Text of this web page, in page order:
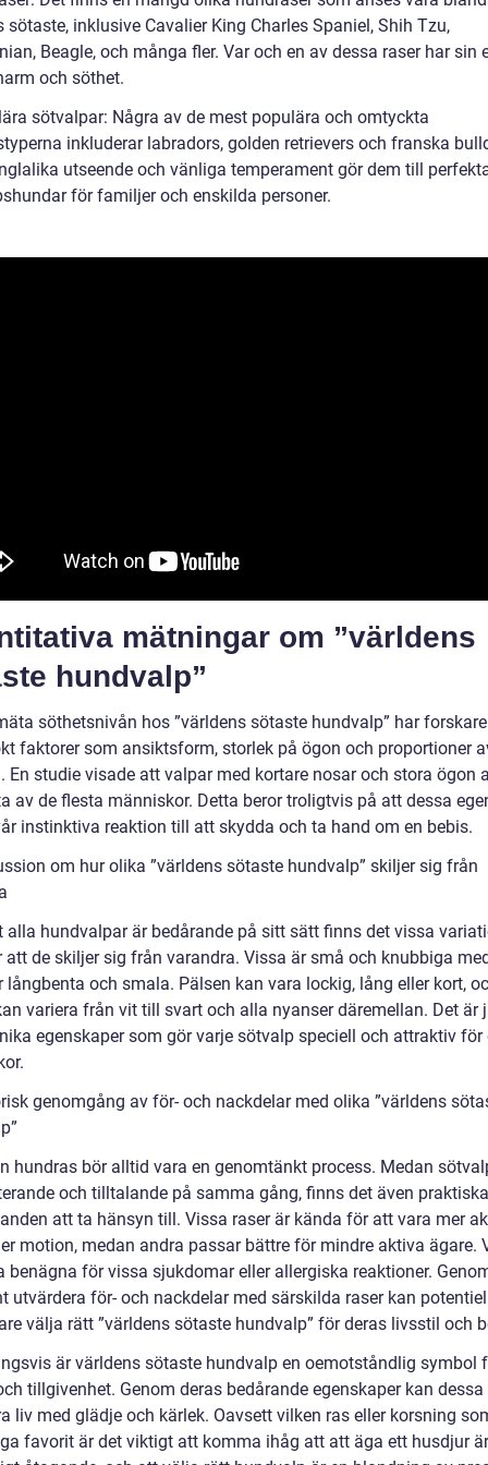
sötaste, inklusive Cavalier King Charles Spaniel, Shih Tzu,
Beagle, och många fler. Var och en av dessa raser har sin
och söthet.
sötvalpar: Några av de mest populära och omtyckta
inkluderar labradors, golden retrievers och franska
utseende och vänliga temperament gör dem till
för familjer och enskilda personer.
mätningar om ”världens
hundvalp”
söthetsnivån hos ”världens sötaste hundvalp” har forskare
faktorer som ansiktsform, storlek på ögon och proportioner
En studie visade att valpar med kortare nosar och stora ögon
av de flesta människor. Detta beror troligtvis på att dessa
instinktiva reaktion till att skydda och ta hand om en bebis.
om hur olika ”världens sötaste hundvalp” skiljer sig från
alla hundvalpar är bedårande på sitt sätt finns det vissa
att de skiljer sig från varandra. Vissa är små och knubbiga
långbenta och smala. Pälsen kan vara lockig, lång eller kort,
variera från vit till svart och alla nyanser däremellan. Det är
egenskaper som gör varje sötvalp speciell och attraktiv för
genomgång av för- och nackdelar med olika ”världens
hundras bör alltid vara en genomtänkt process. Medan
och tilltalande på samma gång, finns det även praktiska
att ta hänsyn till. Vissa raser är kända för att vara mer
motion, medan andra passar bättre för mindre aktiva ägare.
benägna för vissa sjukdomar eller allergiska reaktioner.
utvärdera för- och nackdelar med särskilda raser kan
välja rätt ”världens sötaste hundvalp” för deras livsstil och
är världens sötaste hundvalp en oemotståndlig symbol
tillgivenhet. Genom deras bedårande egenskaper kan
liv med glädje och kärlek. Oavsett vilken ras eller korsning
favorit är det viktigt att komma ihåg att att äga ett husdjur